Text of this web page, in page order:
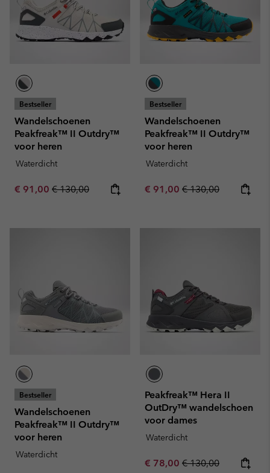
Bestseller
Wandelschoenen
Peakfreak™ II Outdry™
voor heren
Waterdicht
Sale price:
€ 91,00 Regular price:
€ 130,00
Bestseller
Wandelschoenen
Peakfreak™ II Outdry™
voor heren
Waterdicht
Sale price:
€ 91,00 Regular price:
€ 130,00
Bestseller
Wandelschoenen
Peakfreak™ II Outdry™
voor heren
Waterdicht
Peakfreak™ Hera II
OutDry™ wandelschoen
voor dames
Waterdicht
Sale price:
€ 78,00 Regular price:
€ 130,00